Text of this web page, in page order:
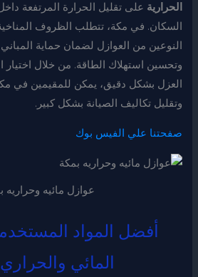
الحرارية على تقليل الحرارة المرتفعة
السكان. في مكة، تتطلب الظروف
النوعين من العوازل لضمان حماية المباني
وتحسين استهلاك الطاقة. من خلال اختيار
العزل بشكل دقيق، يمكن للمقيمين في
وتقليل تكاليف الصيانة بشكل كبير.
صفحتنا علي الفيس بوك
عوازل مائيه وحراريه
أفضل المواد
المائي